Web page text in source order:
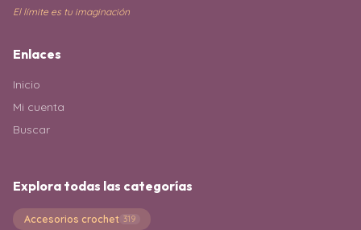
El límite es tu imaginación
Enlaces
Inicio
Mi cuenta
Buscar
Explora todas las categorías
Accesorios crochet 319